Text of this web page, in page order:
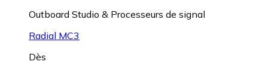
Outboard Studio & Processeurs de signal
Radial MC3
Dès